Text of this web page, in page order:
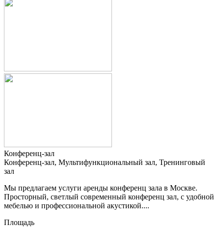
Конференц-зал
Конференц-зал, Мультифункциональный зал, Тренинговый
зал
Мы предлагаем услуги аренды конференц зала в Москве.
Просторный, светлый современный конференц зал, с удобной
мебелью и профессиональной акустикой....
Площадь